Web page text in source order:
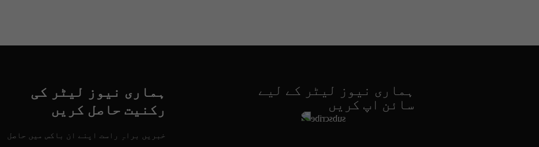
ہماری نیوز لیٹر کے لیے
سائن اپ کریں
ہماری نیوز لیٹر کی
رکنیت حاصل کریں
خبریں براہِ راست اپنے ان باکس میں حاصل